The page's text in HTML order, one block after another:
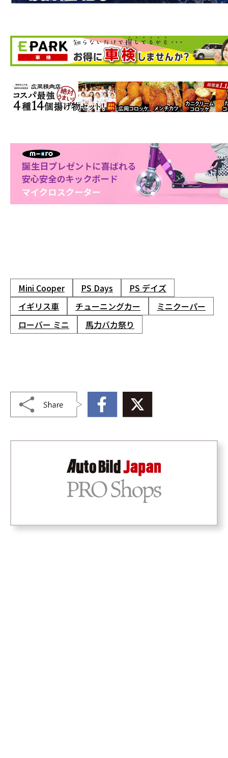
Mini Cooper PS Days
PS デイズ
イギリス車
チューニングカー
ミニクーパー
ローバー ミニ
馬力バカ祭り